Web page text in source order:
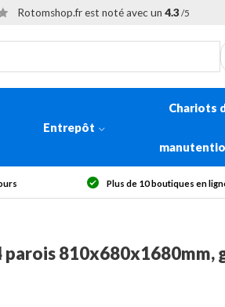
Rotomshop.fr est noté avec un 4.3 /5
Entrepôt
Chariots
en ligne en Europe Livraison
810x680x1680mm,